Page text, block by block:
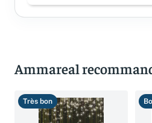
Ammareal
Très bon